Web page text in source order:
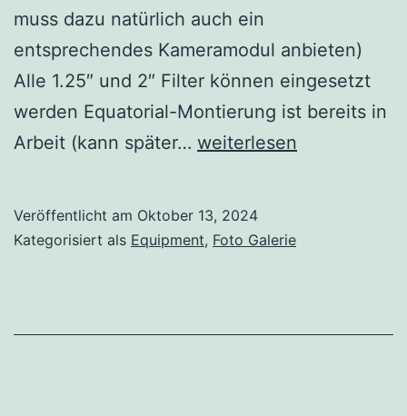
muss dazu natürlich auch ein
entsprechendes Kameramodul anbieten)
Alle 1.25″ und 2″ Filter können eingesetzt
werden Equatorial-Montierung ist bereits in
Arbeit (kann später… Celestron
weiterlesen
Veröffentlicht am Oktober 13, 2024
Kategorisiert als Equipment, Foto Galerie